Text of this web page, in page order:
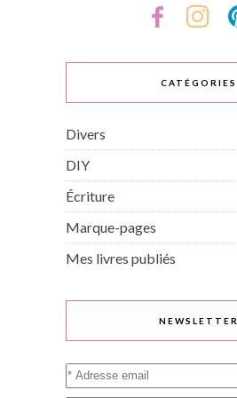
CATÉGORIES
Divers
DIY
Écriture
Marque-pages
Mes livres publiés
NEWSLETTER